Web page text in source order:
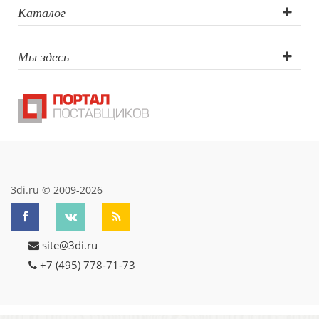
печать,
Гравировка
круговая (CO2
лазер)
Каталог
Мы здесь
3di.ru © 2009-2026
site@3di.ru
+7 (495) 778-71-73